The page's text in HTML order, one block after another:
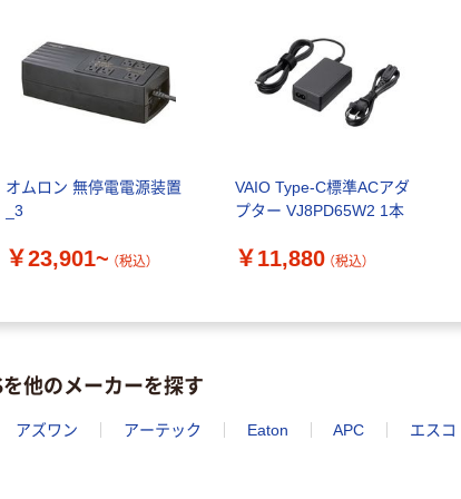
オムロン 無停電電源装置
_3
￥23,901~ （税込）
VAIO Type-C標準ACアダ
プター VJ8PD65W2 1本
￥11,880 （税込）
他のメーカーを探す
アズワン アーテック Eaton APC エスコ